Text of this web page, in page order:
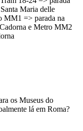
Maria delle
MM1 => parada na
e Metro MM2
os Museus do
lá em Roma?